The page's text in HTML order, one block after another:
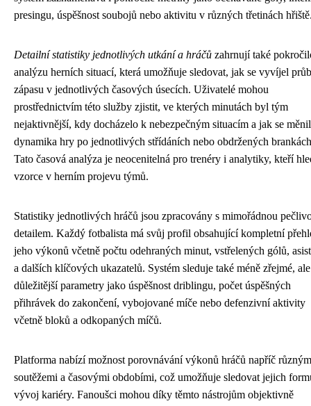
presingu, úspěšnost soubojů nebo aktivitu v různých třetinách
Detailní statistiky jednotlivých utkání a hráčů zahrnují také
analýzu herních situací, která umožňuje sledovat, jak se vyvíjel
zápasu v jednotlivých časových úsecích. Uživatelé mohou
prostřednictvím této služby zjistit, ve kterých minutách byl tým
nejaktivnější, kdy docházelo k nebezpečným situacím a jak se
dynamika hry po jednotlivých střídáních nebo obdržených
Tato časová analýza je neocenitelná pro trenéry i analytiky, kteří
vzorce v herním projevu týmů.
Statistiky jednotlivých hráčů jsou zpracovány s mimořádnou
detailem. Každý fotbalista má svůj profil obsahující kompletní
jeho výkonů včetně počtu odehraných minut, vstřelených gólů,
a dalších klíčových ukazatelů. Systém sleduje také méně zřejmé,
důležitější parametry jako úspěšnost driblingu, počet úspěšných
přihrávek do zakončení, vybojované míče nebo defenzivní aktivity
včetně bloků a odkopaných míčů.
Platforma nabízí možnost porovnávání výkonů hráčů napříč
soutěžemi a časovými obdobími, což umožňuje sledovat jejich
vývoj kariéry. Fanoušci mohou díky těmto nástrojům objektivně